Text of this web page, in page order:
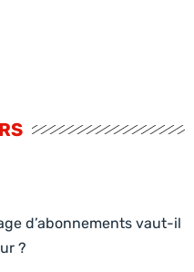
d’abonnements vaut-il
?